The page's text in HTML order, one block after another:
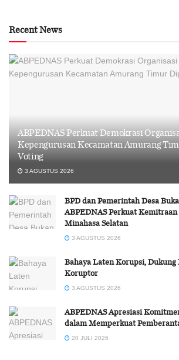
Recent News
ABPEDNAS Perkuat Demokrasi
Kepengurusan Kecamatan Amurang
Voting
3 AGUSTUS 2026
BPD dan Pemerintah Desa
ABPEDNAS Perkuat
Minahasa Selatan
3 AGUSTUS 2026
Bahaya Laten Korupsi, Dukung
Koruptor
3 AGUSTUS 2026
ABPEDNAS Apresiasi
dalam Memperkuat
20 JULI 2026